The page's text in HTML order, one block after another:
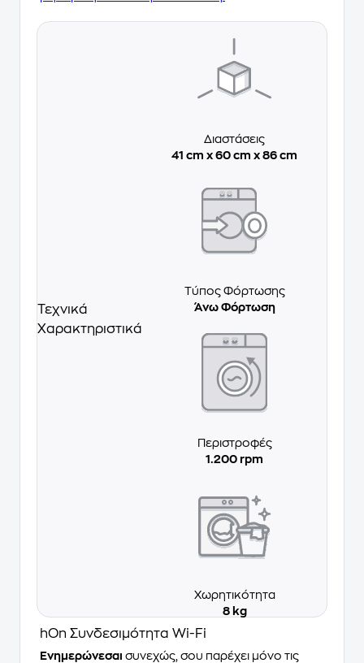
Τεχνικά
Χαρακτηριστικά
Διαστάσεις
41 cm x 60 cm x 86 cm
Τύπος Φόρτωσης
Άνω Φόρτωση
Περιστροφές
1.200 rpm
Χωρητικότητα
8 kg
hOn Συνδεσιμότητα Wi-Fi
Ενημερώνεσαι συνεχώς, σου παρέχει μόνο τις